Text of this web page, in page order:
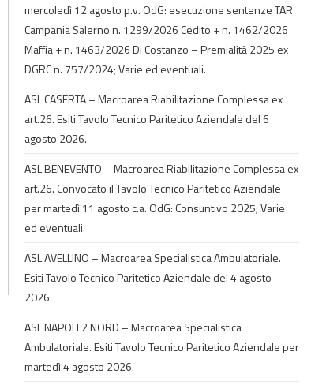
mercoledì 12 agosto p.v. OdG: esecuzione sentenze TAR
Campania Salerno n. 1299/2026 Cedito + n. 1462/2026
Maffia + n. 1463/2026 Di Costanzo – Premialità 2025 ex
DGRC n. 757/2024; Varie ed eventuali.
ASL CASERTA – Macroarea Riabilitazione Complessa ex
art.26. Esiti Tavolo Tecnico Paritetico Aziendale del 6
agosto 2026.
ASL BENEVENTO – Macroarea Riabilitazione Complessa ex
art.26. Convocato il Tavolo Tecnico Paritetico Aziendale
per martedì 11 agosto c.a. OdG: Consuntivo 2025; Varie
ed eventuali.
ASL AVELLINO – Macroarea Specialistica Ambulatoriale.
Esiti Tavolo Tecnico Paritetico Aziendale del 4 agosto
2026.
ASL NAPOLI 2 NORD – Macroarea Specialistica
Ambulatoriale. Esiti Tavolo Tecnico Paritetico Aziendale per
martedì 4 agosto 2026.